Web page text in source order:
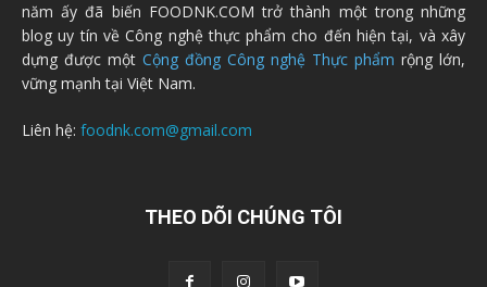
năm ấy đã biến FOODNK.COM trở thành một trong những
blog uy tín về Công nghệ thực phẩm cho đến hiện tại, và xây
dựng được một Cộng đồng Công nghệ Thực phẩm rộng lớn,
vững mạnh tại Việt Nam.
Liên hệ: foodnk.com@gmail.com
THEO DÕI CHÚNG TÔI